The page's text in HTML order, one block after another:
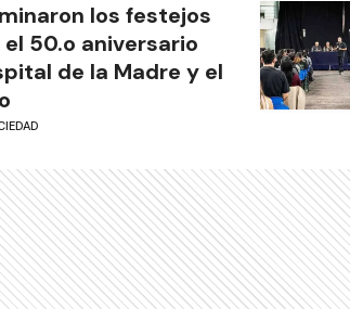
los festejos
50.o aniversario
de la Madre y el